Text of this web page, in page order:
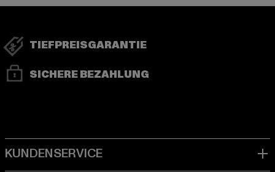
TIEFPREISGARANTIE
SICHERE BEZAHLUNG